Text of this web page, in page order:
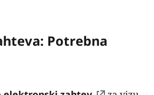
Potrebna